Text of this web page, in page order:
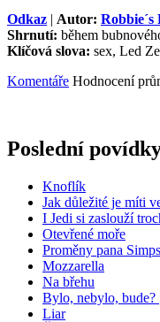
Odkaz | Autor: Robbie´s
Shrnutí: během
Klíčová slova: sex, Led
Komentáře Hodnocení
Poslední
Knoflík
Jak důležité je míti
I Jedi si zaslouží
Otevřené moře
Proměny pana
Mozzarella
Na břehu
Bylo, nebylo, bude?
Liar